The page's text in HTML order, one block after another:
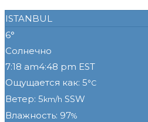
ISTANBUL
6°
Солнечно
7:18 am4:48 pm EST
Ощущается как: 5°C
Ветер: 5 km/h SSW
Влажность: 97%